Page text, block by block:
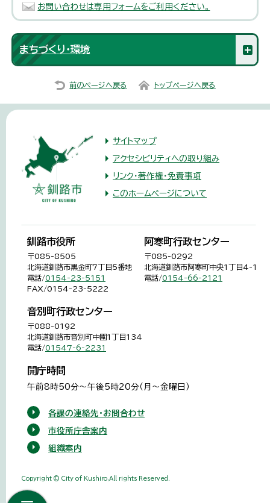
お問い合わせは専用フォームをご利用ください。
まちづくり・環境
前のページへ戻る トップページへ戻る
サイトマップ
アクセシビリティへの取り組み
リンク・著作権・免責事項
このホームページについて
釧路市役所
〒085-8505
北海道釧路市黒金町7丁目5番地
電話/0154-23-5151
FAX/0154-23-5222
阿寒町行政センター
〒085-0292
北海道釧路市阿寒町中央1丁目4-1
電話/0154-66-2121
音別町行政センター
〒088-0192
北海道釧路市音別町中園1丁目134
電話/01547-6-2231
開庁時間
午前8時50分～午後5時20分（月～金曜日）
各課の連絡先・お問合わせ
市役所庁舎案内
組織案内
Copyright © City of Kushiro,All rights Reserved.